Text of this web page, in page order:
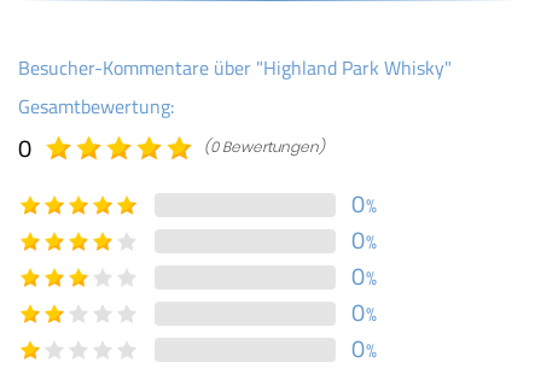
Besucher-Kommentare über "Highland Park Whisky"
Gesamtbewertung:
0 (0 Bewertungen)
0%
0%
0%
0%
0%